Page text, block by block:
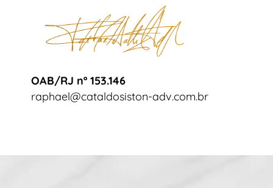
OAB/RJ nº 153.146
raphael@cataldosiston-adv.com.br